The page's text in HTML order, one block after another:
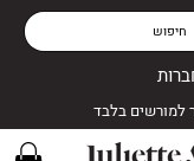
למורשים בלבד